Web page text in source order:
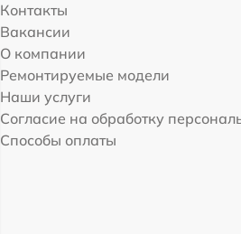
Контакты
Вакансии
О компании
Ремонтируемые модели
Наши услуги
Согласие на обработку
Способы оплаты